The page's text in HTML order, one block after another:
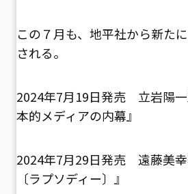
この７月も、地平社から新た
される。
2024年7月19日発売 立岩陽
本的メディアの内幕』
2024年7月29日発売 遠藤美
〔ラプソディー〕』